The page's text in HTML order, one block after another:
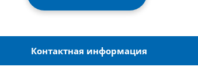
Контактная информация